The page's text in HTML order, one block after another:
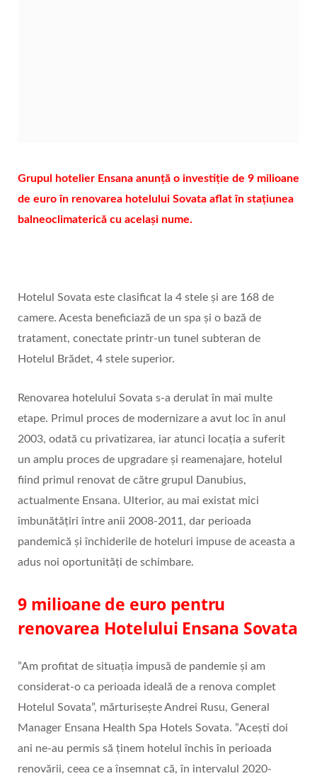
Grupul hotelier Ensana anunță o investiție de 9 milioane
de euro în renovarea hotelului Sovata aflat în stațiunea
balneoclimaterică cu același nume.
Hotelul Sovata este clasificat la 4 stele și are 168 de
camere. Acesta beneficiază de un spa și o bază de
tratament, conectate printr-un tunel subteran de
Hotelul Brădet, 4 stele superior.
Renovarea hotelului Sovata s-a derulat în mai multe
etape. Primul proces de modernizare a avut loc în anul
2003, odată cu privatizarea, iar atunci locația a suferit
un amplu proces de upgradare și reamenajare, hotelul
fiind primul renovat de către grupul Danubius,
actualmente Ensana. Ulterior, au mai existat mici
îmbunătățiri între anii 2008-2011, dar perioada
pandemică și închiderile de hoteluri impuse de aceasta a
adus noi oportunități de schimbare.
9 milioane de euro pentru
renovarea Hotelului Ensana Sovata
”Am profitat de situația impusă de pandemie și am
considerat-o ca perioada ideală de a renova complet
Hotelul Sovata”, mărturisește Andrei Rusu, General
Manager Ensana Health Spa Hotels Sovata. ”Acești doi
ani ne-au permis să ținem hotelul închis în perioada
renovării, ceea ce a însemnat că, în intervalul 2020-